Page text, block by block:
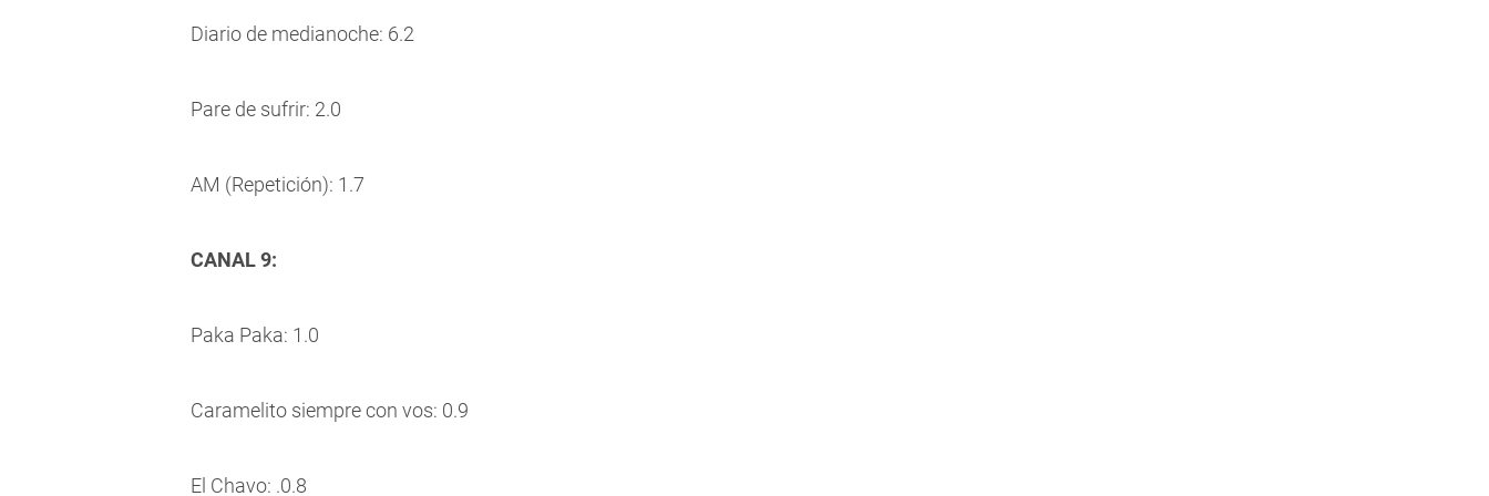
Diario de medianoche: 6.2
Pare de sufrir: 2.0
AM (Repetición): 1.7
CANAL 9:
Paka Paka: 1.0
Caramelito siempre con vos: 0.9
El Chavo: .0.8